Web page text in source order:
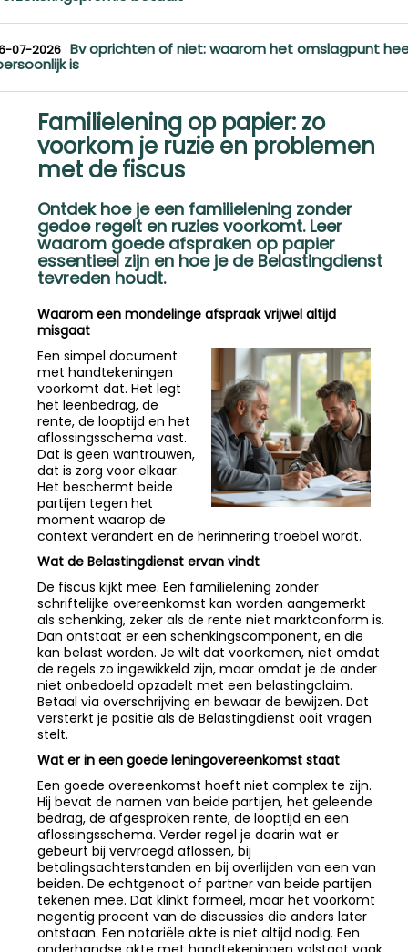
07-2026 Bv oprichten of niet: waarom het omslagpunt
is
Familielening op papier: zo
voorkom je ruzie en problemen
met de fiscus
Ontdek hoe je een familielening zonder
gedoe regelt en ruzies voorkomt. Leer
waarom goede afspraken op papier
essentieel zijn en hoe je de Belastingdienst
tevreden houdt.
Waarom een mondelinge afspraak vrijwel altijd
misgaat
Een simpel document
met handtekeningen
voorkomt dat. Het legt
het leenbedrag, de
rente, de looptijd en het
aflossingsschema vast.
Dat is geen wantrouwen,
dat is zorg voor elkaar.
Het beschermt beide
partijen tegen het
moment waarop de
context verandert en de herinnering troebel wordt.
Wat de Belastingdienst ervan vindt
De fiscus kijkt mee. Een familielening zonder
schriftelijke overeenkomst kan worden aangemerkt
als schenking, zeker als de rente niet marktconform is.
Dan ontstaat er een schenkingscomponent, en die
kan belast worden. Je wilt dat voorkomen, niet omdat
de regels zo ingewikkeld zijn, maar omdat je de ander
niet onbedoeld opzadelt met een belastingclaim.
Betaal via overschrijving en bewaar de bewijzen. Dat
versterkt je positie als de Belastingdienst ooit vragen
stelt.
Wat er in een goede leningovereenkomst staat
Een goede overeenkomst hoeft niet complex te zijn.
Hij bevat de namen van beide partijen, het geleende
bedrag, de afgesproken rente, de looptijd en een
aflossingsschema. Verder regel je daarin wat er
gebeurt bij vervroegd aflossen, bij
betalingsachterstanden en bij overlijden van een van
beiden. De echtgenoot of partner van beide partijen
tekenen mee. Dat klinkt formeel, maar het voorkomt
negentig procent van de discussies die anders later
ontstaan. Een notariële akte is niet altijd nodig. Een